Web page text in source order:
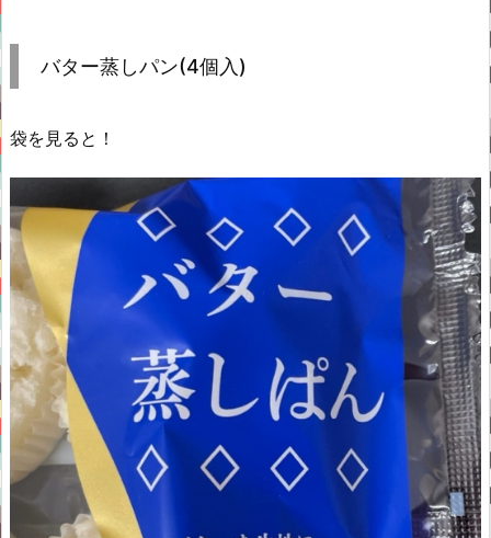
バター蒸しパン(4個入)
袋を見ると！